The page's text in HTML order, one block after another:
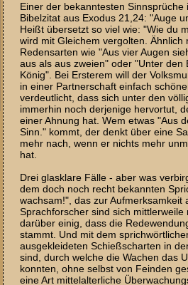
Einer der bekanntesten Sinnsprüche
Bibelzitat aus Exodus 21,24: "Auge
Heißt übersetzt so viel wie: "Wie du
wird mit Gleichem vergolten. Ähnlich
Redensarten wie "Aus vier Augen
aus als aus zweien" oder "Unter den
König". Bei Ersterem will der
in einer Partnerschaft einfach
verdeutlicht, dass sich unter den
immerhin noch derjenige hervortut,
einer Ahnung hat. Wem etwas "Aus
Sinn." kommt, der denkt über eine
mehr nach, wenn er nichts mehr
hat.
Drei glasklare Fälle - aber was
dem doch noch recht bekannten
wachsam!", das zur Aufmerksamkeit
Sprachforscher sind sich
darüber einig, dass die
stammt. Und mit dem
ausgekleideten Schießscharten in
sind, durch welche die Wachen das
konnten, ohne selbst von Feinden
eine Art mittelalterliche